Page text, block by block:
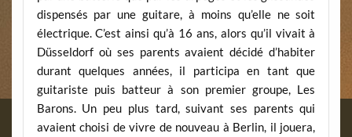
dispensés par une guitare, à moins qu’elle ne soit
électrique. C’est ainsi qu’à 16 ans, alors qu’il vivait à
Düsseldorf où ses parents avaient décidé d’habiter
durant quelques années, il participa en tant que
guitariste puis batteur à son premier groupe, Les
Barons. Un peu plus tard, suivant ses parents qui
avaient choisi de vivre de nouveau à Berlin, il jouera,